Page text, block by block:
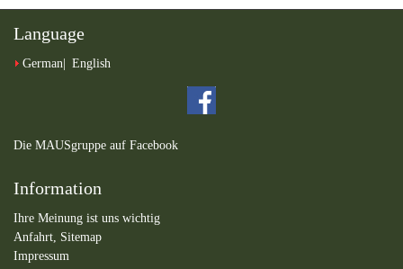
Language
German English
Die MAUSgruppe auf Facebook
Information
Ihre Meinung ist uns wichtig
Anfahrt, Sitemap
Impressum